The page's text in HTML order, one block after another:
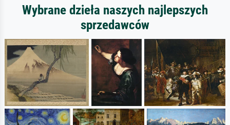
Wybrane dzieła naszych najlepszych
sprzedawców